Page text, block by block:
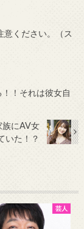
意ください。（ス
！それは彼女自
族にAV女
いた！？
芸人